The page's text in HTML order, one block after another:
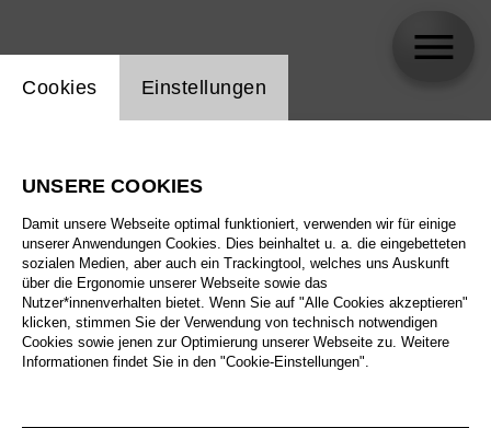
Alle Sparten
Alle Spielstätten
Alle Merkmale
Einstellung Website Cookie
Cookies Einstellungen
UNSERE COOKIES
Damit unsere Webseite optimal funktioniert, verwenden wir für einige
unserer Anwendungen Cookies. Dies beinhaltet u. a. die eingebetteten
sozialen Medien, aber auch ein Trackingtool, welches uns Auskunft
über die Ergonomie unserer Webseite sowie das
Nutzer*innenverhalten bietet. Wenn Sie auf "Alle Cookies akzeptieren"
klicken, stimmen Sie der Verwendung von technisch notwendigen
Cookies sowie jenen zur Optimierung unserer Webseite zu. Weitere
Informationen findet Sie in den "Cookie-Einstellungen".